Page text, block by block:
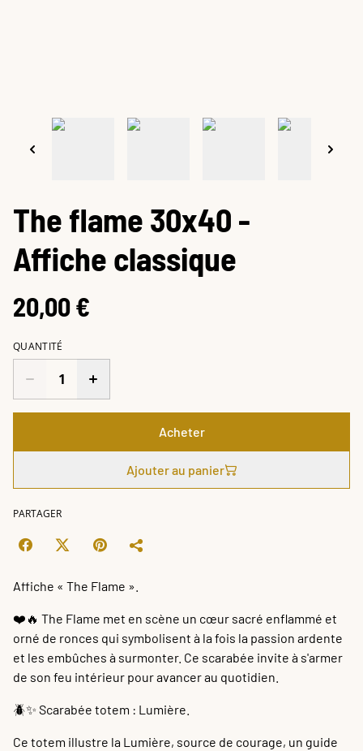
The flame 30x40 -
Affiche classique
20,00 €
QUANTITÉ
Acheter
Ajouter au panier
PARTAGER
Affiche « The Flame ».
❤️🔥 The Flame met en scène un cœur sacré enflammé et
orné de ronces qui symbolisent à la fois la passion ardente
et les embûches à surmonter. Ce scarabée invite à s'armer
de son feu intérieur pour avancer au quotidien.
🪲✨ Scarabée totem : Lumière.
Ce totem illustre la Lumière, source de courage, un guide